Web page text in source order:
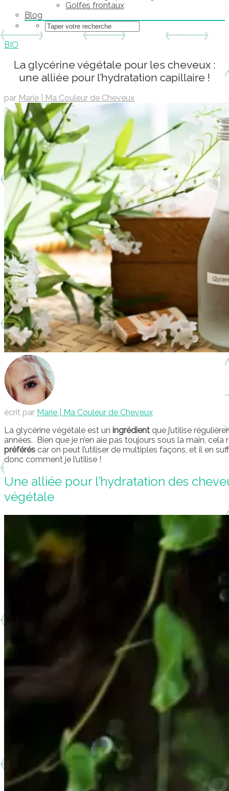
Golfes frontaux
Blog
BIO
La glycérine végétale pour les cheveux :
une alliée pour l’hydratation capillaire !
par Marie | Ma Couleur de Cheveux
écrit par Marie | Ma Couleur de Cheveux
La glycérine végétale est un ingrédient que j’utilise
années. Bien que je n’en aie pas toujours sous la main, cela
préférés car on peut l’utiliser de multiples façons, et il en
donc comment je l’utilise !
Une alliée pour l’hydratation des
végétale